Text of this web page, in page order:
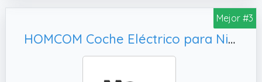
Mejor #3
HOMCOM Coche Eléctrico para Niños de 3+ Años Audi TT Eléctrico Infantil 12V con Velocidad 3 km/h Mando a Distancia Música Luces Doble Apertura de Puerta 102x60x44 cm Blanco